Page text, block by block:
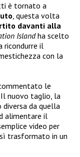
è tornato a
, questa volta
davanti alla
Islandha scelto
ricondurre il
con la
le
Il nuovo taglio, la
diversa da quella
alimentare il
video per
trasformato in un